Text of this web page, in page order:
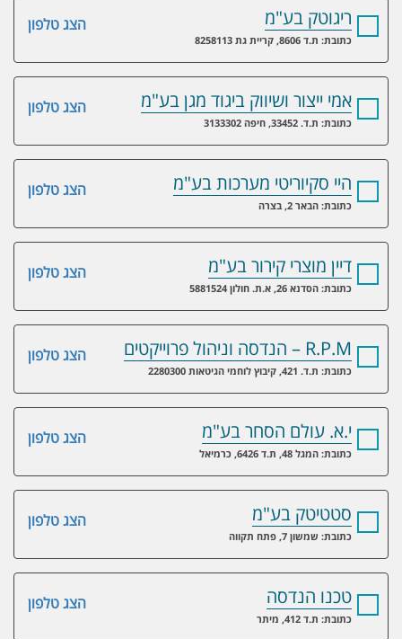
הצג טלפון ריגוטק בע"מ
כתובת: ת.ד 8606, קריית גת 8258113
הצג טלפון אמי ייצור ושיווק ביגוד מגן בע"מ
כתובת: ת.ד. 33452, חיפה 3133302
הצג טלפון היי סקיוריטי מערכות בע"מ
כתובת: הבאר 2, בצרה
הצג טלפון דיין מוצרי קירור בע"מ
כתובת: הסדנא 26, א.ת. חולון 5881524
הצג טלפון R.P.M – הנדסה וניהול פרוייקטים
כתובת: ת.ד. 421, קיבוץ לוחמי הגיטאות 2280300
הצג טלפון י.א. עולם הסחר בע"מ
כתובת: המגל 48, ת.ד 6426, כרמיאל
הצג טלפון סטטיטק בע"מ
כתובת: שמשון 7, פתח תקווה
הצג טלפון טכנו הנדסה
כתובת: ת.ד 412, מיתר